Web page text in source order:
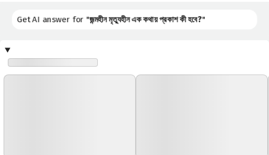
Get AI answer for " জন্মহীন মৃত্যুহীন এক কথায় প্রকাশ কী হবে?